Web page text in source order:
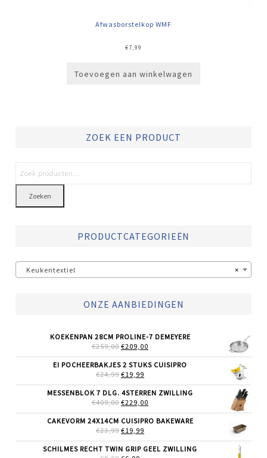
Afwasborstelkop WMF
€7,99
Toevoegen aan winkelwagen
ZOEK EEN PRODUCT
Zoeken
PRODUCTCATEGORIEËN
×
Keukentextiel
ONZE AANBIEDINGEN
KOEKENPAN 28CM PROLINE-7 DEMEYERE
€259,00 OORSPRONKELIJKE
WAS:
€259,00.
€209,00
IS:
EI POCHEERBAKJES 2 STUKS CUISIPRO
€24,99 OORSPRONKELIJKE
WAS:
€24,99.
€19,99
IS:
€19,99.
MESSENBLOK 7 DLG. 4STERREN ZWILLING
€409,00 OORSPRONKELIJKE
WAS:
€409,00.
€229,00
IS:
CAKEVORM 24X14CM CUISIPRO BAKEWARE
€23,99 OORSPRONKELIJKE
WAS:
€23,99.
€19,99
IS:
SCHILMES RECHT TWIN GRIP GEEL ZWILLING